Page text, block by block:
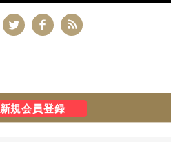
新規会員登録